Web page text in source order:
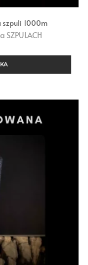
szpuli 1000m
SZPULACH